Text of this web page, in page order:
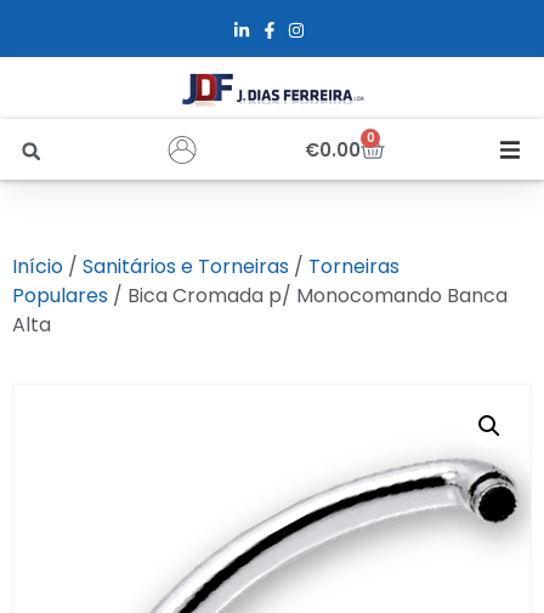
€0.00 0
Sobre Nós
Contactos
Entrar / Registar
Início / Sanitários e Torneiras / Torneiras
Populares / Bica Cromada p/ Monocomando Banca
Alta